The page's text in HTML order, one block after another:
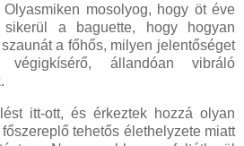
mosolyog, hogy öt éve
a baguette, hogy hogyan
a főhős, milyen jelentőséget
állandóan vibráló
itt-ott, és érkeztek hozzá olyan
tehetős élethelyzete miatt